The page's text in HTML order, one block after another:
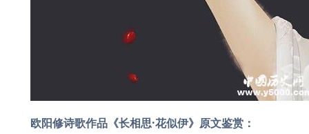
欧阳修诗歌作品《长相思·花似伊》原文鉴赏：